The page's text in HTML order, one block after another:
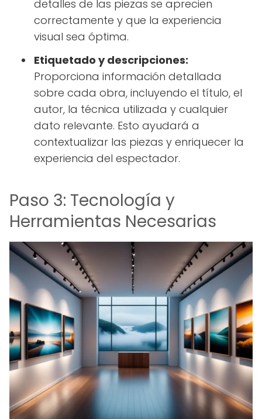
detalles de las piezas se aprecien
correctamente y que la experiencia
visual sea óptima.
Etiquetado y descripciones:
Proporciona información detallada
sobre cada obra, incluyendo el título, el
autor, la técnica utilizada y cualquier
dato relevante. Esto ayudará a
contextualizar las piezas y enriquecer la
experiencia del espectador.
Paso 3: Tecnología y
Herramientas Necesarias